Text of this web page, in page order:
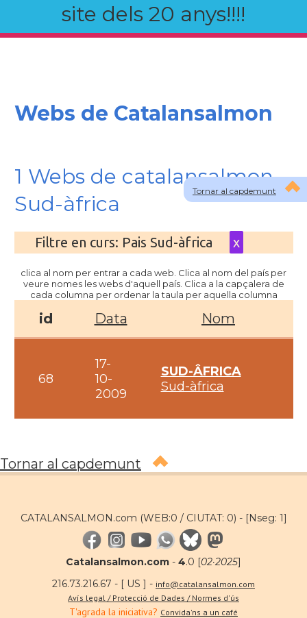
site dels 20 anys!!!!
Tornar al capdemunt
Webs de Catalansalmon
1 Webs de catalansalmon
Sud-àfrica
Filtre en curs: Pais Sud-àfrica x
clica al nom per entrar a cada web. Clica al nom del país per
veure nomes les webs d'aquell país. Clica a la capçalera de
cada columna per ordenar la taula per aquella columna
id Data Nom
68
17-
10-
2009
SUD-ÂFRICA
Sud-àfrica
Tornar al capdemunt
CATALANSALMON.com (WEB:0 / CIUTAT: 0) - [Nseg: 1]
Catalansalmon.com - 4.0 [02·2025]
216.73.216.67 - [ US ] - info@catalansalmon.com
Avís legal / Protecció de Dades / Normes d'ús
T'agrada la iniciativa? Convida'ns a un café